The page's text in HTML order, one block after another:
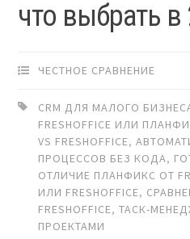
что выбрать в
ЧЕСТНОЕ СРАВНЕНИЕ
CRM ДЛЯ МАЛОГО
FRESHOFFICE ИЛИ
VS FRESHOFFICE,
ПРОЦЕССОВ БЕЗ КОДА,
ОТЛИЧИЕ ПЛАНФИКС ОТ
ИЛИ FRESHOFFICE,
FRESHOFFICE,ТАСК-
ПРОЕКТАМИ